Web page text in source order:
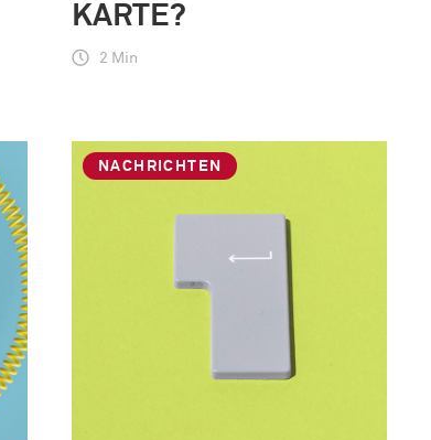
KARTE?
2 Min
NACHRICHTEN